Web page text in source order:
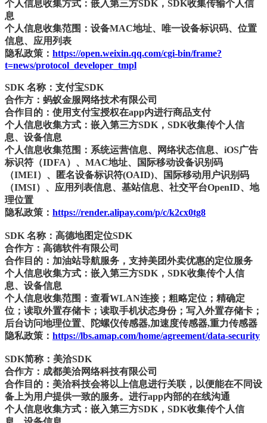
个人信息收集方式：嵌入第三方SDK，SDK收集传输个人信
息
个人信息收集范围：设备MAC地址、唯一设备标识码、位置
信息、应用列表
隐私政策： https://open.weixin.qq.com/cgi-bin/frame?
t=news/protocol_developer_tmpl
SDK 名称：支付宝SDK
合作方：蚂蚁金服网络技术有限公司
合作目的：使用支付宝授权在app内进行商品支付
个人信息收集方式：嵌入第三方SDK，SDK收集传个人信
息、设备信息
个人信息收集范围：系统运营信息、网络状态信息、iOS广告
标识符（IDFA）、MAC地址、国际移动设备识别码
（IMEI）、匿名设备标识符(OAID)、国际移动用户识别码
（IMSI）、应用列表信息、基站信息、社交平台OpenID、地
理位置
隐私政策： https://render.alipay.com/p/c/k2cx0tg8
SDK 名称：高德地图定位SDK
合作方：高德软件有限公司
合作目的：加油站导航服务，支持美团外卖优惠的定位服务
个人信息收集方式：嵌入第三方SDK，SDK收集传个人信
息、设备信息
个人信息收集范围：查看WLAN连接；粗略定位；精确定
位；读取外置存储卡；读取手机状态身份；写入外置存储卡；
后台访问地理位置、陀螺仪传感器,加速度传感器,重力传感器
隐私政策： https://lbs.amap.com/home/agreement/data-security
SDK简称：美洽SDK
合作方：成都美洽网络科技有限公司
合作目的：美洽科技会将以上信息进行关联，以便能在不同设
备上为用户提供一致的服务。进行app内部的在线沟通
个人信息收集方式：嵌入第三方SDK，SDK收集传个人信